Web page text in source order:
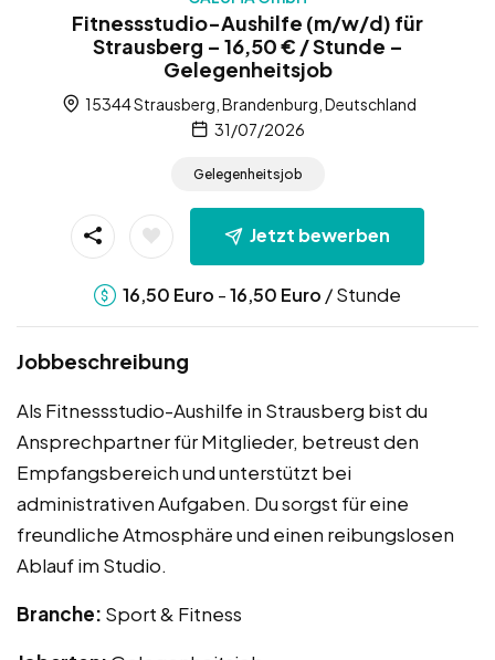
Fitnessstudio-Aushilfe (m/w/d) für
Strausberg – 16,50 € / Stunde –
Gelegenheitsjob
15344 Strausberg, Brandenburg, Deutschland
31/07/2026
Gelegenheitsjob
Jetzt bewerben
16,50 Euro -16,50 Euro / Stunde
Jobbeschreibung
Als Fitnessstudio-Aushilfe in Strausberg bist du
Ansprechpartner für Mitglieder, betreust den
Empfangsbereich und unterstützt bei
administrativen Aufgaben. Du sorgst für eine
freundliche Atmosphäre und einen reibungslosen
Ablauf im Studio.
Branche: Sport & Fitness